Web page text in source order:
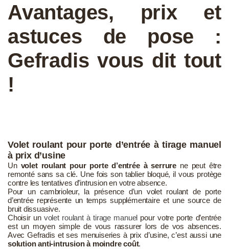
Avantages, prix et
astuces de pose :
Gefradis vous dit tout
!
Volet roulant pour porte d’entrée à tirage manuel
à prix d’usine
Un volet roulant pour porte d’entrée à serrure ne peut être
remonté sans sa clé. Une fois son tablier bloqué, il vous protège
contre les tentatives d’intrusion en votre absence.
Pour un cambrioleur, la présence d’un volet roulant de porte
d’entrée représente un temps supplémentaire et une source de
bruit dissuasive.
Choisir un volet roulant à tirage manuel pour votre porte d’entrée
est un moyen simple de vous rassurer lors de vos absences.
Avec Gefradis et ses menuiseries à prix d’usine, c’est aussi une
solution anti-intrusion à moindre coût.